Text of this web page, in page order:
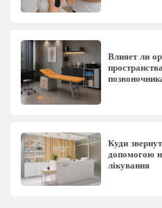
Влияет ли
Куди
допомогою
лікування